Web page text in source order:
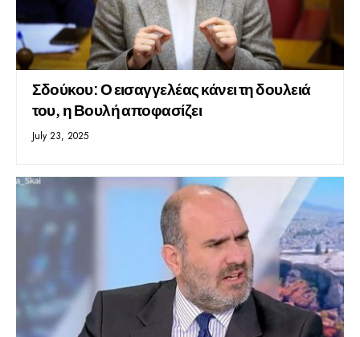
Σδούκου: Ο εισαγγελέας κάνει τη δουλειά
του, η Βουλή αποφασίζει
July 23, 2025